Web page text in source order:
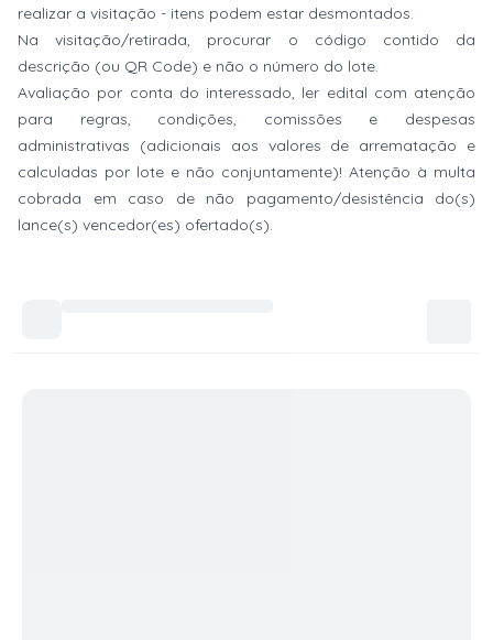
realizar a visitação - itens podem estar desmontados.
Na visitação/retirada, procurar o código contido da
descrição (ou QR Code) e não o número do lote.
Avaliação por conta do interessado, ler edital com atenção
para regras, condições, comissões e despesas
administrativas (adicionais aos valores de arrematação e
calculadas por lote e não conjuntamente)! Atenção à multa
cobrada em caso de não pagamento/desistência do(s)
lance(s) vencedor(es) ofertado(s).